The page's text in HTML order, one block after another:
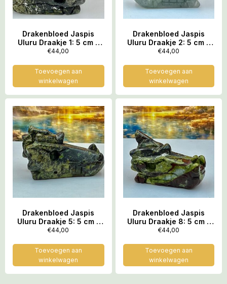
Drakenbloed Jaspis
Uluru Draakje 1: 5 cm –
63 gram
€44,00
Toevoegen aan
winkelwagen
Drakenbloed Jaspis
Uluru Draakje 2: 5 cm –
57 gram
€44,00
Toevoegen aan
winkelwagen
Drakenbloed Jaspis
Uluru Draakje 5: 5 cm –
55 gram
€44,00
Toevoegen aan
winkelwagen
Drakenbloed Jaspis
Uluru Draakje 8: 5 cm –
60 gram
€44,00
Toevoegen aan
winkelwagen